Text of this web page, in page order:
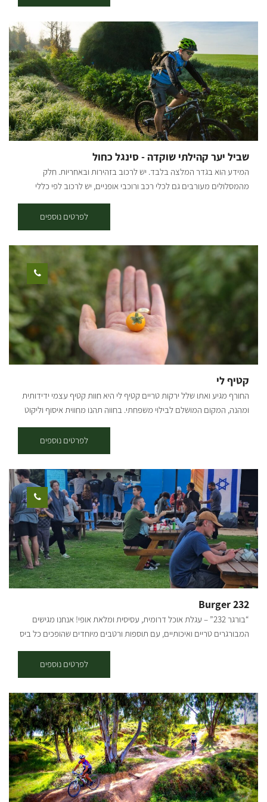
חד-כיווני עם כיוון השעון). תקציר על אזור הטיול: המסלול עובר בפינות
הרחוקות והפורחות ביער שוקדה, הסינגל משולט בשטח באמצעות עמודי
עץ שעליהם לוח קטן בצבע אדום עם רוכב אופניים במרכזו. תקציר
המסלול: יציאה מבארי, נרכב בדרך העפר המקבילה לכביש הכניסה לבארי
לכיוון כביש 232, נחצה וניכנס לדרך מצד ימין, לאחר 200 מ' בפיצול נמשיך
ימינה, אל הסינגל המסומן אדום. סינגל בלווה בעליות, ירידות ומגלשות
טבעיות. בדרך נעבור ונראה את באר עמוקה ובאר אנטיליה. בהמשך
הסינגל עובר מתחת ל232 בצמוד לנחל גרר והמשך חזרה לכיוון בארי. סינגל
כחול + אדום - אורכו 17 ק"מ, בדרגת קושי בינונית-קשה - התחלה בסינגל
הכחול עד לנקודה שבה הוא פוגש את דרך הנוף ונמשיך אל הסינגל האדום,
מדווש ומסלולי אופניים בשטח עם קק"ל
שביל יער קהילתי שוקדה - סינגל כחול
המידע הוא בגדר המלצה בלבד. יש לרכוב בזהירות ובאחריות. חלק
מהמסלולים מעורבים גם לכלי רכב ורוכבי אופניים, יש לרכוב לפי כללי
ק"מ נקודת התחלה וסיום: ניתן לצאת למסלול משתי נקודות התחלה וסיום -
בארי ויער שוקדה (המסלול הינו מעגלי, חד-כיווני עם כיוון השעון). תקציר על
אזור הטיול: המסלול עובר בפינות הרחוקות והפורחות ביער שוקדה, הסינגל
משולט בשטח באמצעות עמודי עץ שעליהם לוח קטן בצבע כחול עם רוכב
אופניים במרכזו. תקציר המסלול: * יציאה מבארי - נרכב בדרך העפר
המקבילה לכביש הכניסה לבארי לכיוון כביש 232, נחצה וניכנס לדרך מצד
ימין, שם נראה שילוט של הסינגל. לאחר 200 מ' בסינגל נגיע לפיצול שבו
נמשיך בזרוע השמאלית, עם הסימון הכחול, במשך כשני קילומטרים
נוספים, עד שהוא מתעקל ימינה ומתרחק מכביש 232. בדרך עוברים
בחלקי שטח פתוחים וחלק בתוך החורש. 5.7 ק"מ מתחילת המסלול, אנו
פוגשים את דרך נוף יער שוקדה, ופונים בה ימינה לחזרה לכיוון בארי. *
סינגל החוצה את הדרך ואת שלט ההסבר על השבילים משמאל. נמשיך ישר
ונשתלב בשביל הכחול החוזר לכיוון כביש 232. קרדיט צילום: אילן שחם
מפה: *המידע מתוך אתרים לה מדווש ומסלולי אופניים בשטח עם קק"ל
לפרטים נוספים
קטיף לי
החורף מגיע ואתו שלל ירקות טריים קטיף לי היא חוות קטיף עצמי ידידותית
ומהנה, המקום המושלם לבילוי משפחתי. בחווה תהנו מחווית איסוף וליקוט
אדום, שרי צבעוני, מלפפוני בייבי, חצילים ומגוון תבלינים. מוזמנים לבקר,
להריח, לטעום, לקטוף ולחזור הביתה עם בטן מלאה, סל מלא וחיוך גדול על
הפנים! במחיר הכניסה כל משפחה מקבלת סלסלה משפחתית (בהתאם
לגודלה) לאיסוף שלל ירקות שדה לקחת הביתה (לא כולל שרי ומלפפונים).
בתשלום נוסף ניתן לרכוש עוד סלסילות למילויי: גזר צבעוני. שרי צבעוני
.תרד. חסה. שומר. כרוב. עגבניות שרי צבעוניות, מלפפוני בייבי, ועוד.. הגעה
מחייבת תיאום מראש! אטרקציה חקלאית לכל המשפחה שטח פתוח
המקום המושלם לבילויי עם הילדים. "קטיף לי" היא חווה ידידותית במיוחד
למשפחות וילדים, בה תוכלו ליהנות מחוויית איסוף וליקוט של שלל ירקות
מיוחדים –גזרים צבעוניים, תפוחי אדמה, שרי לאכילה במקום, תרד, עלי
מנגולד, 4 סוגי נענע, פלפל חריף במיוחד, חסה, עלי בייבי ומגוון תבלינים!
סלסלות ירכשו במקום למילויי לקחת הביתה. במחיר הכניסה כל משפחה
מקבלת סלסלה למילויי ירקות שורש.
לפרטים נוספים
Burger 232
“בורגר 232” – עגלת אוכל דרומית, עסיסית ומלאת אופי! אנחנו מגישים
המבורגרים טריים ואיכותיים, עם תוספות ורטבים מיוחדים שהופכים כל ביס
מזמינים את כולם – לבוא לפתוח שולחן באוויר הפתוח. אוכל טוב, אווירה
טובה – מה צריך יותר מזה?! ייתכנו שינויים בימים ושעות הפתיחה, מומלץ
להתעדכן לפני הגעה.
לפרטים נוספים